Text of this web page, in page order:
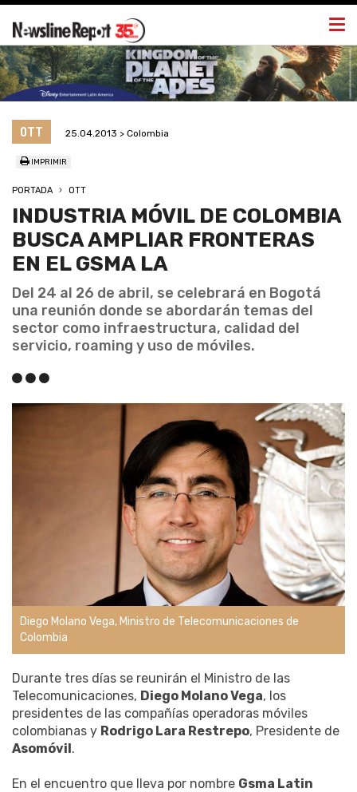
OTT 25.04.2013 > Colombia
IMPRIMIR
PORTADA OTT
INDUSTRIA MÓVIL DE COLOMBIA
BUSCA AMPLIAR FRONTERAS
EN EL GSMA LA
Del 24 al 26 de abril, se celebrará en Bogotá
una reunión donde se abordarán temas del
sector como infraestructura, calidad del
servicio, roaming y uso de móviles.
Diego Molano Vega, Ministro de Telecomunicaciones de
Colombia
Durante tres días se reunirán el Ministro de las
Telecomunicaciones, Diego Molano Vega, los
presidentes de las compañías operadoras móviles
colombianas y Rodrigo Lara Restrepo, Presidente de
Asomóvil.
En el encuentro que lleva por nombre Gsma Latin